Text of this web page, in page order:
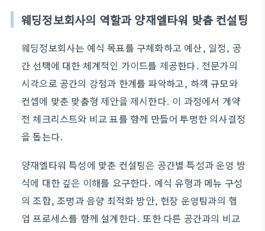
웨딩정보회사의 역할과 양재엘타워 맞춤 컨설팅
웨딩정보회사는 예식 목표를 구체화하고 예산, 일정, 공
간 선택에 대한 체계적인 가이드를 제공한다. 전문가의
시각으로 공간의 강점과 한계를 파악하고, 하객 규모와
컨셉에 맞춘 맞춤형 제안을 제시한다. 이 과정에서 계약
전 체크리스트와 비교 표를 함께 만들어 투명한 의사결정
을 돕는다.
양재엘타워 특성에 맞춘 컨설팅은 공간별 특성과 운영 방
식에 대한 깊은 이해를 요구한다. 예식 유형과 메뉴 구성
의 조합, 조명과 음향 최적화 방안, 현장 운영팀과의 협
업 프로세스를 함께 설계한다. 또한 다른 공간과의 비교